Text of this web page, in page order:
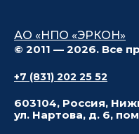
АО «НПО «ЭРКОН»
© 2011 — 2026. Все
+7 (831) 202 25 52
603104, Россия,
ул. Нартова, д. 6,